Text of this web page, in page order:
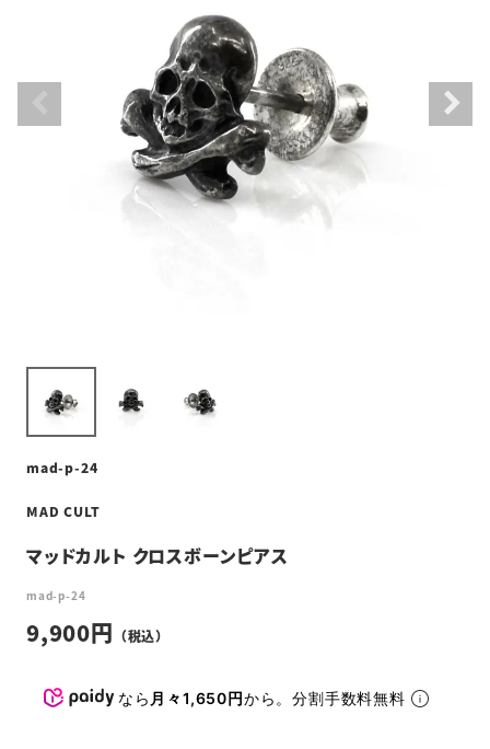
mad-p-24
MAD CULT
マッドカルト クロスボーンピアス
mad-p-24
9,900
なら 月々1,650円から。分割手数料無料